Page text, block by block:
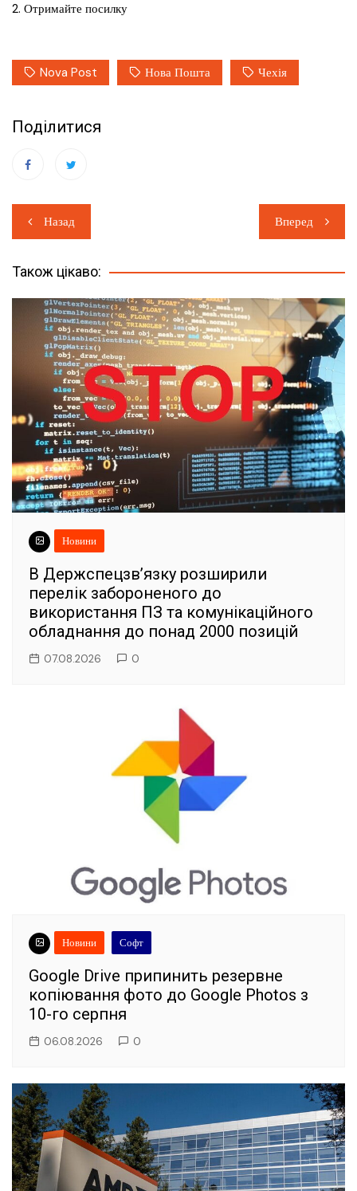
2. Отримайте посилку
Nova Post Нова Пошта Чехія
Поділитися
Навігація
записів
Назад Вперед
Також цікаво:
Новини
В Держспецзв’язку розширили
перелік забороненого до
використання ПЗ та комунікаційного
обладнання до понад 2000 позицій
07.08.2026 0
Новини Софт
Google Drive припинить резервне
копіювання фото до Google Photos з
10-го серпня
06.08.2026 0